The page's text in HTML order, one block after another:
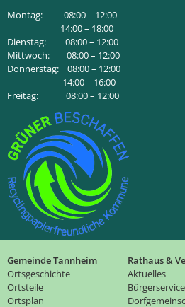
Montag: 08:00 – 12:00
14:00 – 18:00
Dienstag: 08:00 – 12:00
Mittwoch: 08:00 – 12:00
Donnerstag: 08:00 – 12:00
14:00 – 16:00
Freitag: 08:00 – 12:00
Gemeinde Tannheim
Ortsgeschichte
Ortsteile
Ortsplan
Rathaus &
Aktuelles
Bürgerservice